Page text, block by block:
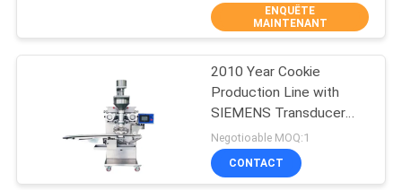
NOUVELLES
DEMANDEZ
UN DEVIS
Chaîne de
production de
gâteau de lune
11
ENQUÊTE
MAINTENANT
2010 Year Cookie
Production Line with
SIEMENS Transducer
and 220Volt Voltage
Negotioable MOQ:1
CONTACT